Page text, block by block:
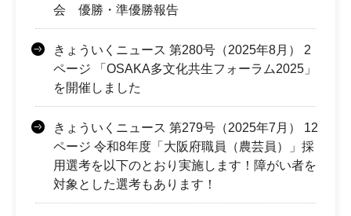
会 優勝・準優勝報告
きょういくニュース 第280号（2025年8月） 2
ページ 「OSAKA多文化共生フォーラム2025」
を開催しました
きょういくニュース 第279号（2025年7月） 12
ページ 令和8年度「大阪府職員（農芸員）」採
用選考を以下のとおり実施します！障がい者を
対象とした選考もあります！